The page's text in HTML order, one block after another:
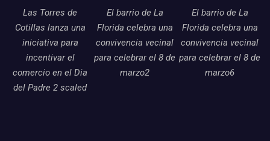
Las Torres de
Cotillas lanza una
iniciativa para
incentivar el
comercio en el Dia
del Padre 2 scaled
El barrio de La
Florida celebra una
convivencia vecinal
para celebrar el 8 de
marzo2
El barrio de La
Florida celebra una
convivencia vecinal
para celebrar el 8 de
marzo6